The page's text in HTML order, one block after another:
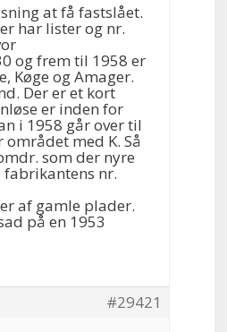
at få fastslået.
har lister og nr.
og frem til 1958 er
Køge og Amager.
Der er et kort
er inden for
i 1958 går over til
med K. Så
som der nyre
fabrikantens nr.
af gamle plader.
på en 1953
#29421